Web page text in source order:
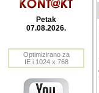
Petak
07.08.2026.
Optimizirano za
IE i 1024 x 768